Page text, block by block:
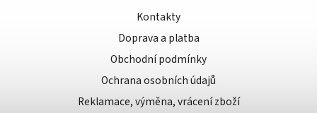
Kontakty
Doprava a platba
Obchodní podmínky
Ochrana osobních údajů
Reklamace, výměna, vrácení zboží